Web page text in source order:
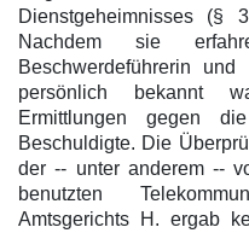
Dienstgeheimnisses (§
Nachdem sie
Beschwerdeführerin
persönlich bekannt
Ermittlungen gegen
Beschuldigte. Die
der -- unter anderem --
benutzten
Amtsgerichts H. ergab